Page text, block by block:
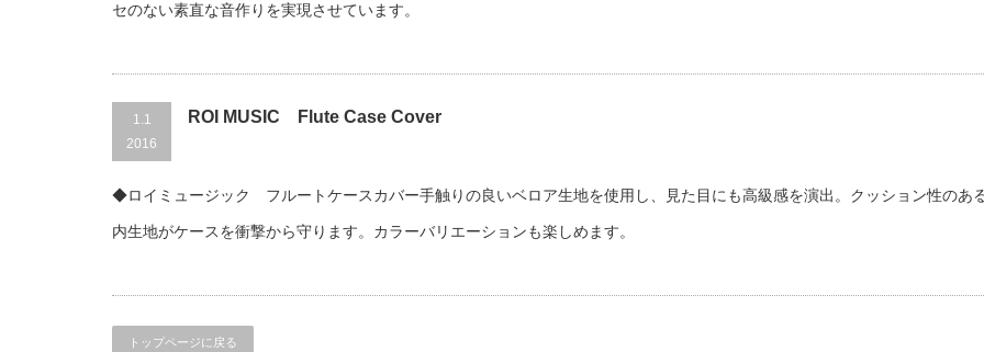
セのない素直な音作りを実現させています。
1.1
2016
ROI MUSIC Flute Case Cover
◆ロイミュージック フルートケースカバー手触りの良いベロア生地を使用し、見た目にも高級感を演出。クッション性のあ
内生地がケースを衝撃から守ります。カラーバリエーションも楽しめます。
トップページに戻る